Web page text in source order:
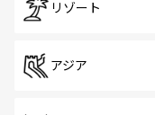
リゾート
アジア